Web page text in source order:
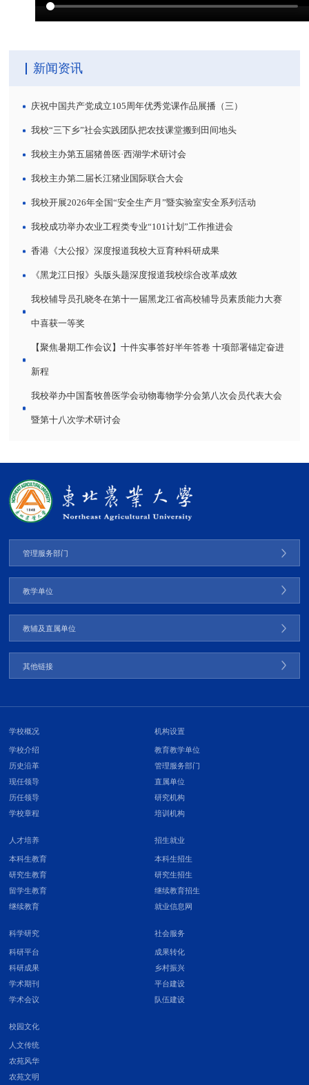
新闻资讯
庆祝中国共产党成立105周年优秀党课作品展播（三）
我校“三下乡”社会实践团队把农技课堂搬到田间地头
我校主办第五届猪兽医·西湖学术研讨会
我校主办第二届长江猪业国际联合大会
我校开展2026年全国“安全生产月”暨实验室安全系列活动
我校成功举办农业工程类专业“101计划”工作推进会
香港《大公报》深度报道我校大豆育种科研成果
《黑龙江日报》头版头题深度报道我校综合改革成效
我校辅导员孔晓冬在第十一届黑龙江省高校辅导员素质能力大赛
中喜获一等奖
【聚焦暑期工作会议】十件实事答好半年答卷 十项部署锚定奋进
新程
我校举办中国畜牧兽医学会动物毒物学分会第八次会员代表大会
暨第十八次学术研讨会
管理服务部门
教学单位
教辅及直属单位
其他链接
学校概况
学校介绍
历史沿革
现任领导
历任领导
学校章程
机构设置
教育教学单位
管理服务部门
直属单位
研究机构
培训机构
人才培养
本科生教育
研究生教育
留学生教育
继续教育
招生就业
本科生招生
研究生招生
继续教育招生
就业信息网
科学研究
科研平台
科研成果
学术期刊
学术会议
社会服务
成果转化
乡村振兴
平台建设
队伍建设
校园文化
人文传统
农苑风华
农苑文明